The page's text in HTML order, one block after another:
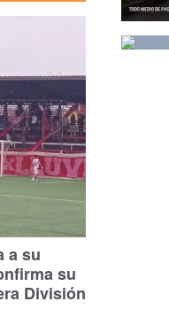
a su
su
División